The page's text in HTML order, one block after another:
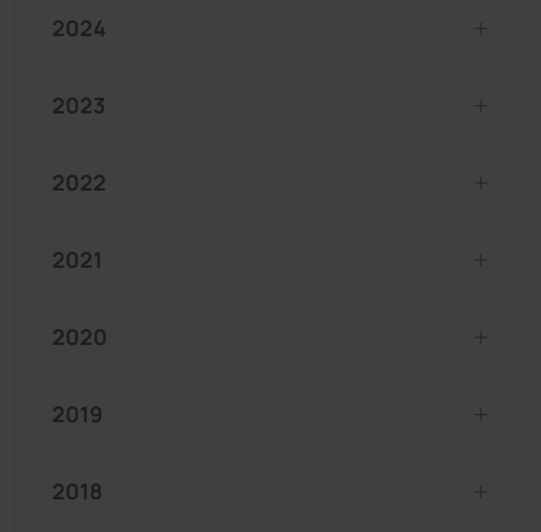
2024
2023
2022
2021
2020
2019
2018